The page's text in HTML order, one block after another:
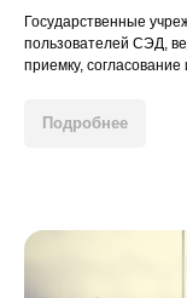
Государственные
пользователей СЭД,
приемку,
Подробнее